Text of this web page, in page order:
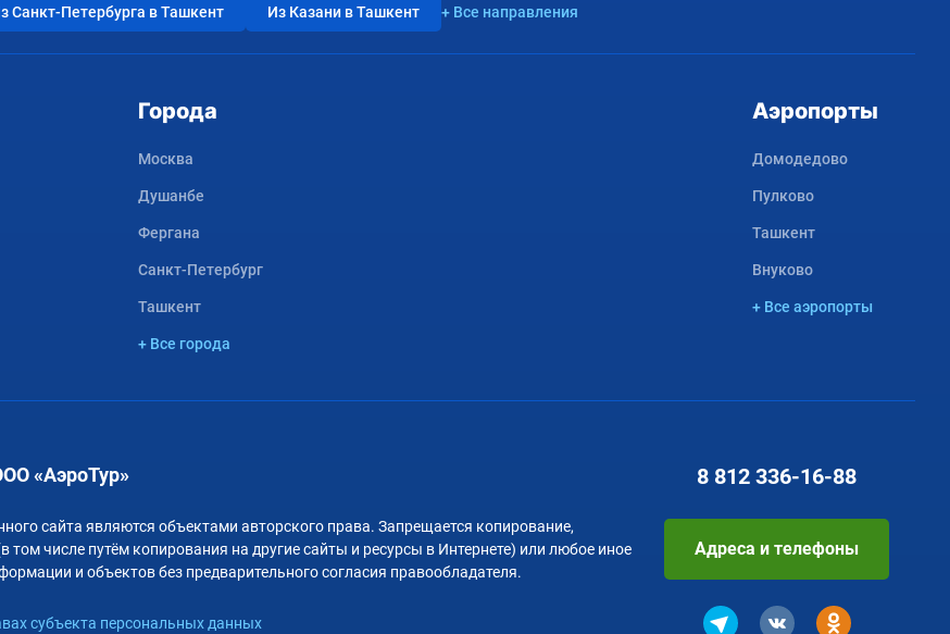
Санкт-Петербурга в Ташкент Из Казани в Ташкент + Все направления
Города
Москва
Душанбе
Фергана
Санкт-Петербург
Ташкент
+ Все города
Аэропорты
Домодедово
Пулково
Ташкент
Внуково
+ Все аэропорты
«АэроТур»
сайта являются объектами авторского права. Запрещается копирование,
том числе путём копирования на другие сайты и ресурсы в Интернете) или любое иное
и объектов без предварительного согласия правообладателя.
субъекта персональных данных
8 812 336-16-88
Адреса и телефоны